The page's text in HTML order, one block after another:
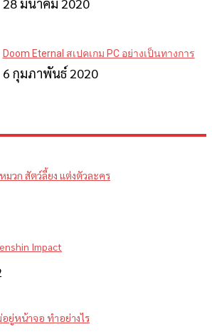
Doom Eternal สเปคเกม PC อย่างเป็นทางการ
6 กุมภาพันธ์ 2020
มวก สัตว์ลี้ยง แต่งตัวละคร
Impact
อยู่หน้าจอ ทำอย่างไร